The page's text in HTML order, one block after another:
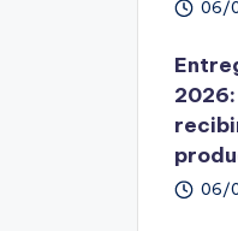
06/
06/